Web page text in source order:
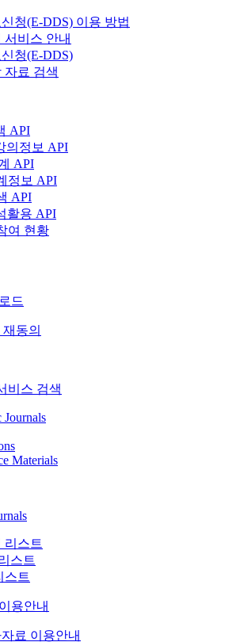
청(E-DDS) 이용 방법
서비스 안내
청(E-DDS)
자료 검색
API
의정보 API
API
정보 API
API
활용 API
여 현황
드
동의
비스 검색
Journals
Materials
리스트
스트
스트
용안내
료 이용안내